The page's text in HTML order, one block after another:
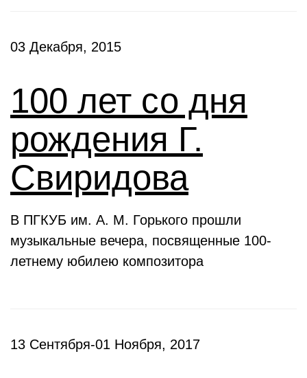
03 Декабря, 2015
100 лет со дня
рождения Г.
Свиридова
В ПГКУБ им. А. М. Горького прошли
музыкальные вечера, посвященные 100-
летнему юбилею композитора
13 Сентября-01 Ноября, 2017